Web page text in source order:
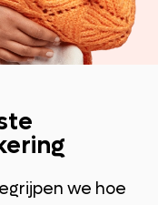
we hoe